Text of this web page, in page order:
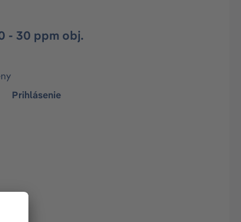
- 30 ppm obj.
Prihlásenie